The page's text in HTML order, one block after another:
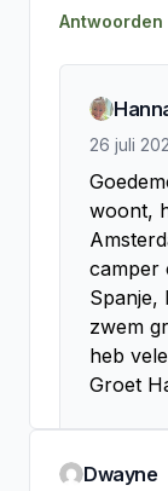
Antwoorden
26 juli
woont,
camper
Spanje,
zwem
heb
Groet
Dwayne